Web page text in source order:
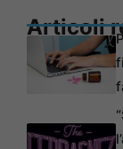
Articoli